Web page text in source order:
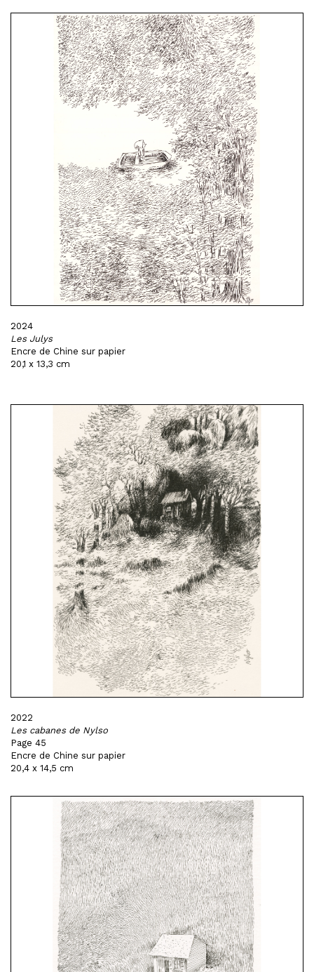
2024
Les Julys
Encre de Chine sur papier
20,1 x 13,3 cm
2022
Les cabanes de Nylso
Page 45
Encre de Chine sur papier
20,4 x 14,5 cm